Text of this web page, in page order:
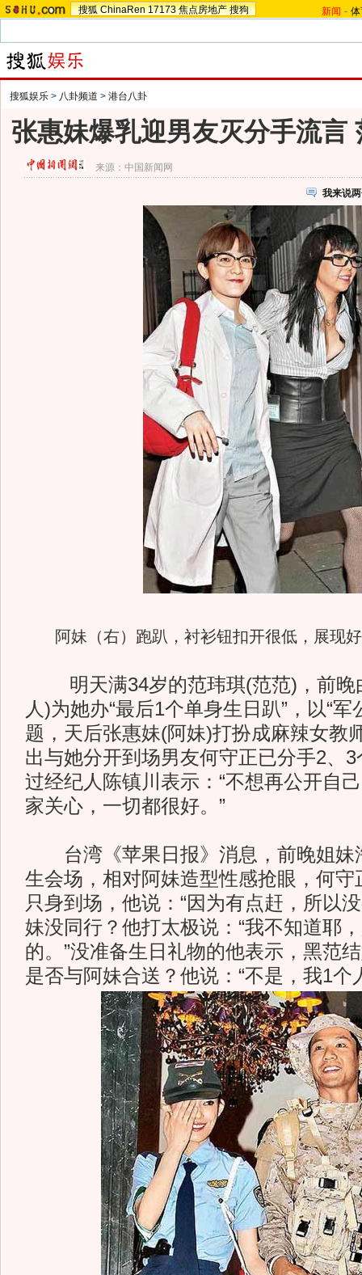
搜狐 ChinaRen 17173 焦点房地产 搜狗 新闻 -
搜狐娱乐 > 八卦频道 > 港台八卦
张惠妹爆乳迎男友灭分手流言
来源： 中国新闻网
我来说
阿妹（右）跑趴，衬衫钮扣开很低，展现
明天满34岁的范玮琪(范范)，前晚
人)为她办“最后1个单身生日趴”，以“
题，天后张惠妹(阿妹)打扮成麻辣女教
出与她分开到场男友何守正已分手2、
过经纪人陈镇川表示：“不想再公开自
家关心，一切都很好。”
台湾《苹果日报》消息，前晚姐妹
生会场，相对阿妹造型性感抢眼，何守
只身到场，他说：“因为有点赶，所以
妹没同行？他打太极说：“我不知道耶
的。”没准备生日礼物的他表示，黑范
是否与阿妹合送？他说：“不是，我1个